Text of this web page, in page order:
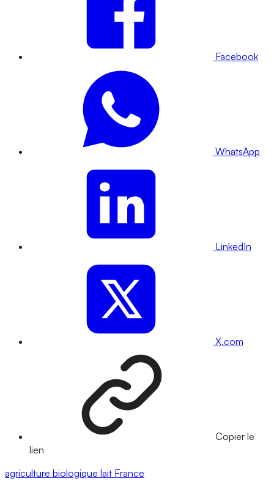
Facebook
WhatsApp
LinkedIn
X.com
Copier le
lien
agriculture biologique lait France